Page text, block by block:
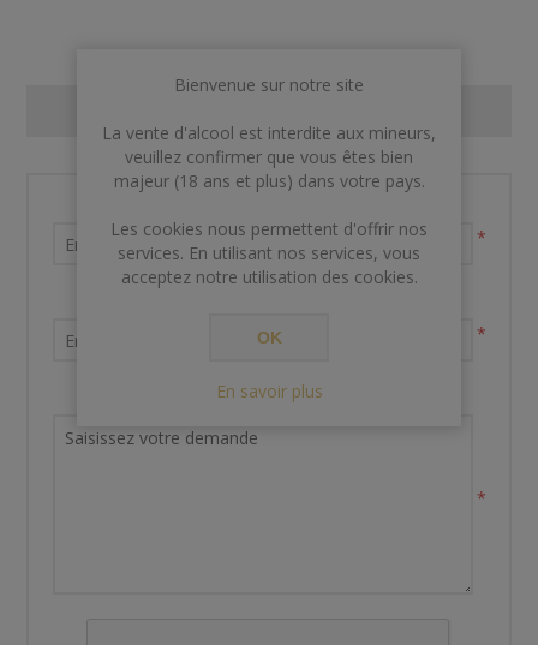
*
*
Demande de renseignements
*
Bienvenue sur notre site
La vente d'alcool est interdite aux mineurs,
veuillez confirmer que vous êtes bien
majeur (18 ans et plus) dans votre pays.
Les cookies nous permettent d'offrir nos
services. En utilisant nos services, vous
acceptez notre utilisation des cookies.
OK
En savoir plus